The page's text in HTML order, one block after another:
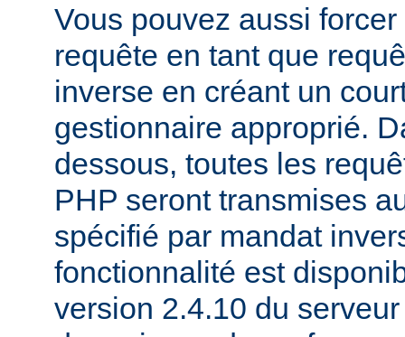
Vous pouvez aussi
requête en tant que
inverse en créant un
gestionnaire approprié.
dessous, toutes les
PHP seront transmises
spécifié par mandat
fonctionnalité est
version 2.4.10 du